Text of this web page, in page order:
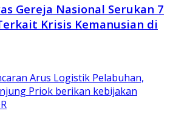
Gereja Nasional Serukan 7
Krisis Kemanusian di